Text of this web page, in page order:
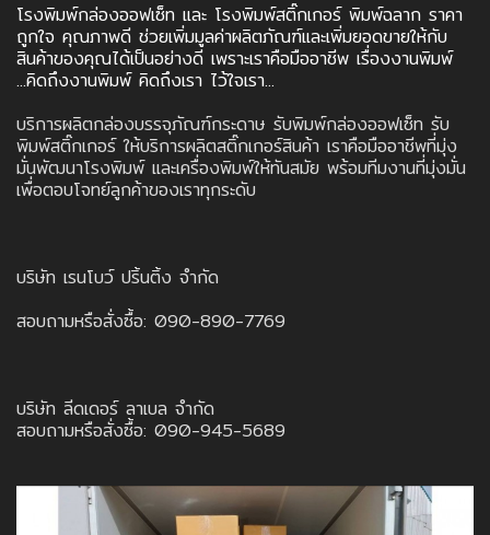
โรงพิมพ์กล่องออฟเซ็ท และ โรงพิมพ์สติ๊กเกอร์ พิมพ์ฉลาก ราคา
ถูกใจ คุณภาพดี ช่วยเพิ่มมูลค่าผลิตภัณฑ์และเพิ่มยอดขายให้กับ
สินค้าของคุณได้เป็นอย่างดี เพราะเราคือมืออาชีพ เรื่องงานพิมพ์
...คิดถึงงานพิมพ์ คิดถึงเรา ไว้ใจเรา...
บริการผลิตกล่องบรรจุภัณฑ์กระดาษ รับพิมพ์กล่องออฟเซ็ท รับ
พิมพ์สติ๊กเกอร์ ให้บริการผลิตสติ๊กเกอร์สินค้า เราคือมืออาชีพที่มุ่ง
มั่นพัฒนาโรงพิมพ์ และเครื่องพิมพ์ให้ทันสมัย พร้อมทีมงานที่มุ่งมั่น
เพื่อตอบโจทย์ลูกค้าของเราทุกระดับ
บริษัท เรนโบว์ ปริ้นติ้ง จำกัด
สอบถามหรือสั่งซื้อ: 090-890-7769
บริษัท ลีดเดอร์ ลาเบล จำกัด
สอบถามหรือสั่งซื้อ: 090-945-5689